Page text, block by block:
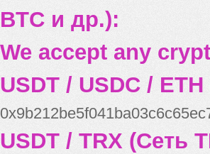
BTC и др.):
We accept any
USDT / USDC /
USDT / TRX (Сеть